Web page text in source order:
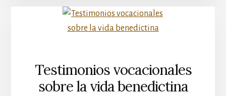
Testimonios vocacionales
sobre la vida benedictina